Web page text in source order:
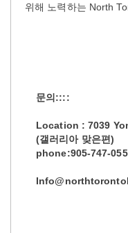
위해 노력하는 North
문의::::
Location : 7039
(갤러리아 맞은편)
phone:905-747-